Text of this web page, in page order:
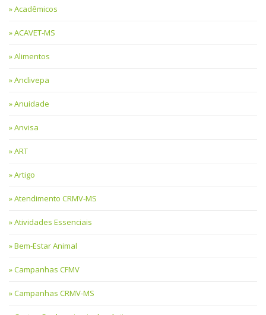
Acadêmicos
ACAVET-MS
Alimentos
Anclivepa
Anuidade
Anvisa
ART
Artigo
Atendimento CRMV-MS
Atividades Essenciais
Bem-Estar Animal
Campanhas CFMV
Campanhas CRMV-MS